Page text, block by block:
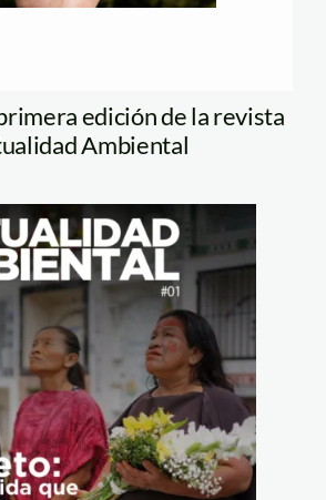
edición de la revista
Ambiental